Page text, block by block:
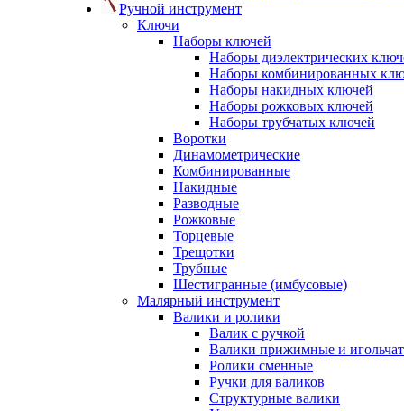
Ручной инструмент
Ключи
Наборы ключей
Наборы диэлектрических
Наборы комбинированных
Наборы накидных ключей
Наборы рожковых ключей
Наборы трубчатых ключей
Воротки
Динамометрические
Комбинированные
Накидные
Разводные
Рожковые
Торцевые
Трещотки
Трубные
Шестигранные (имбусовые)
Малярный инструмент
Валики и ролики
Валик с ручкой
Валики прижимные и
Ролики сменные
Ручки для валиков
Структурные валики